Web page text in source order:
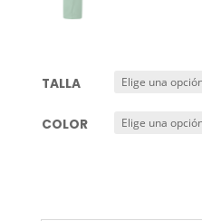
TALLA
COLOR